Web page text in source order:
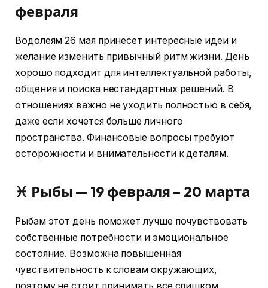
февраля
Водолеям 26 мая принесет интересные идеи и
желание изменить привычный ритм жизни. День
хорошо подходит для интеллектуальной работы,
общения и поиска нестандартных решений. В
отношениях важно не уходить полностью в себя,
даже если хочется больше личного
пространства. Финансовые вопросы требуют
осторожности и внимательности к деталям.
♓ Рыбы — 19 февраля – 20 марта
Рыбам этот день поможет лучше почувствовать
собственные потребности и эмоциональное
состояние. Возможна повышенная
чувствительность к словам окружающих,
поэтому не стоит принимать все слишком